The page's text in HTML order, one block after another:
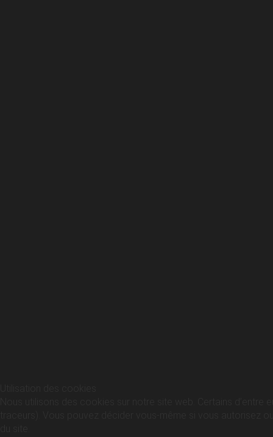
Nous utilisons des cookies sur notre site web. Certains
traceurs). Vous pouvez décider vous-même si vous autorisez